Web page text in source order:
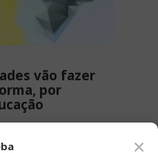
vão fazer
por